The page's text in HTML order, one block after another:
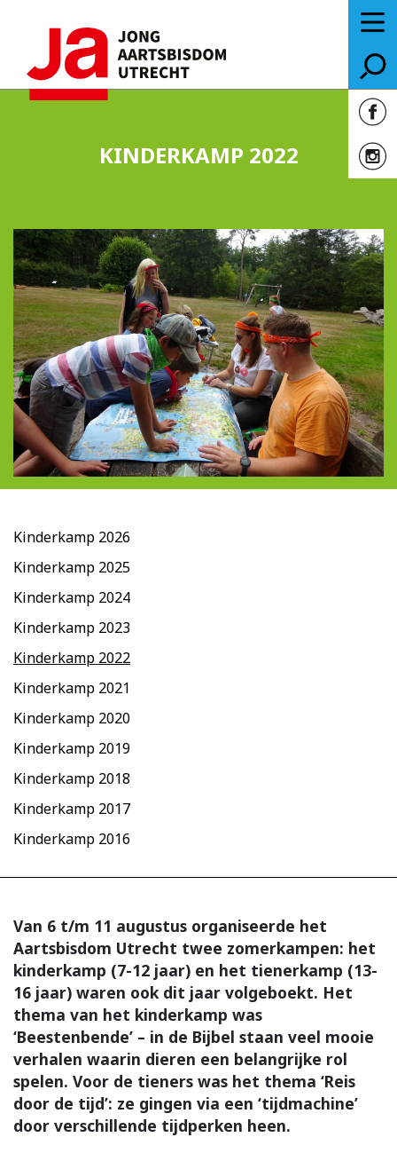
KINDERKAMP 2022
Kinderkamp 2026
Kinderkamp 2025
Kinderkamp 2024
Kinderkamp 2023
Kinderkamp 2022
Kinderkamp 2021
Kinderkamp 2020
Kinderkamp 2019​
Kinderkamp 2018
Kinderkamp 2017
Kinderkamp 2016
Van 6 t/m 11 augustus organiseerde het
Aartsbisdom Utrecht twee zomerkampen: het
kinderkamp (7-12 jaar) en het tienerkamp (13-
16 jaar) waren ook dit jaar volgeboekt. Het
thema van het kinderkamp was
‘Beestenbende’ – in de Bijbel staan veel mooie
verhalen waarin dieren een belangrijke rol
spelen. Voor de tieners was het thema ‘Reis
door de tijd’: ze gingen via een ‘tijdmachine’
door verschillende tijdperken heen.